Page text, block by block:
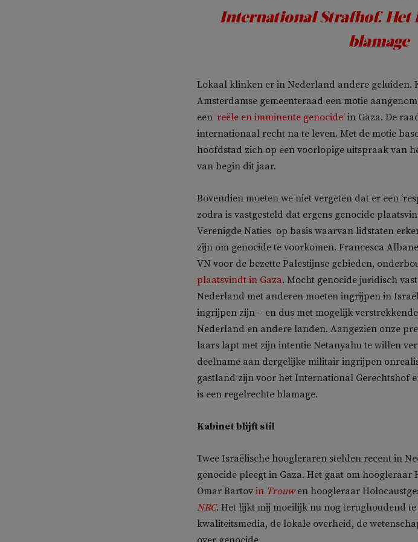
International Strafhof. Het
blamage
Lokaal klinken er in Nederland andere geluiden.
Amsterdamse gemeenteraad een motie
een ‘reële en imminente genocide’ in Gaza. De
internationaal recht na te leven. Met de motie
hoofdstad zich op een voorlopige uitspraak van
van begin dit jaar.
Bovendien moeten we niet vergeten dat er een
zodra is vastgesteld dat ergens genocide
Verenigde Naties op basis waarvan lidstaten
zijn om genocide te voorkomen. Francesca
VN voor de bezette Palestijnse gebieden,
plaatsvindt in Gaza. Mocht genocide juridisch
Nederland met anderen moeten ingrijpen in
ingrijpen zijn – en dus met mogelijk
Nederland en andere landen. Aangezien onze
laars lapt met zijn intentie Netanyahu te willen
deelname aan dergelijke militair ingrijpen
gastland zijn voor het International Gerechtshof
is een regelrechte blamage.
Kabinet blijft stil
Twee Israëlische hoogleraren stelden recent in
genocide pleegt in Gaza. Het gaat om hoogleraar
Omar Bartov in Trouwen hoogleraar
NRC. Het lijkt mij moeilijk nu nog terughoudend
kwaliteitsmedia, de lokale overheid, de